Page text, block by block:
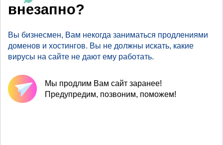
внезапно?
Вы бизнесмен, Вам некогда заниматься продлениями
доменов и хостингов. Вы не должны искать, какие
вирусы на сайте не дают ему работать.
Мы продлим Вам сайт заранее!
Предупредим, позвоним, поможем!